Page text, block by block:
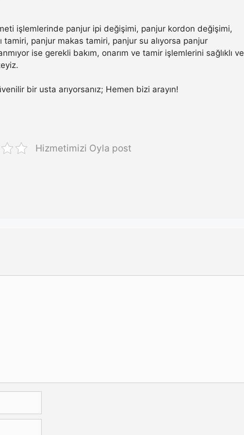
işlemlerinde panjur ipi değişimi, panjur kordon değişimi,
tamiri, panjur makas tamiri, panjur su alıyorsa panjur
ise gerekli bakım, onarım ve tamir işlemlerini sağlıklı ve
bir usta arıyorsanız; Hemen bizi arayın!
Hizmetimizi Oyla post